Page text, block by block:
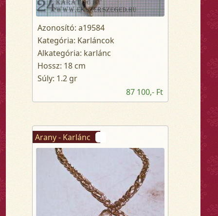
Azonosító: a19584
Kategória: Karláncok
Alkategória: karlánc
Hossz: 18 cm
Súly: 1.2 gr
87 100,- Ft
Arany - Karlánc